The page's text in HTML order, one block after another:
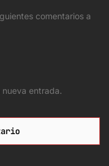
comentarios a
entrada.